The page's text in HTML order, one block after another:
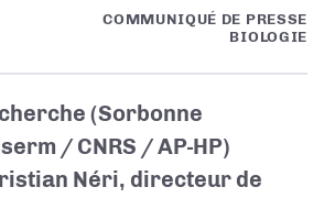
COMMUNIQUÉ DE PRESSE
BIOLOGIE
(Sorbonne
/ CNRS / AP-HP)
Néri, directeur de